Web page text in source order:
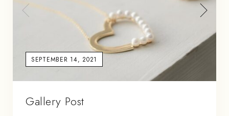
SEPTEMBER 14, 2021
Gallery Post